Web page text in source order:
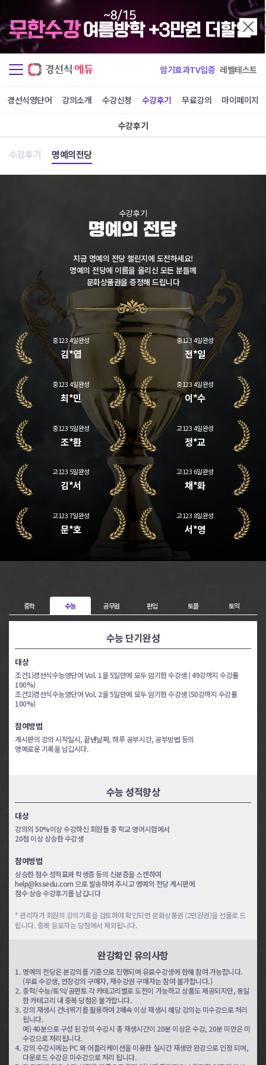
암기효과TV입증 레벨테스트
경선식영단어 강의소개 수강신청 수강후기 무료강의 마이페이지
수강후기
수강후기 명예의전당
수강후기
지금 명예의 전당 챌린지에 도전하세요!
명예의 전당에 이름을 올리신 모든 분들께
문화상품권을 증정해 드립니다
윤*영
공편토 8일완성 공편토 8일완성
양*민 이*올
중123 2일완성
김*형 박*환
송*정 김*정
중123 4일완성
이*우
중123 4일완성
김*라
중123 4일완성
김*엽
중123 4일완성
전*일
중123 4일완성
최*민
중123 4일완성
이*수
중123 5일완성
조*환
고123 4일완성
정*교
고123 5일완성
김*서
고123 6일완성
채*화
고123 7일완성
문*호
고123 8일완성
서*영
고123 8일완성 고123 8일완성
고123 8일완성
정*윤
고123 8일완성
지*영
고123 8일완성 고123 8일완성
고123 8일완성 고123 8일완성
고123 8일완성
이*균
고123 8일완성
조*나
박*희 백*성
토익 8일완성
임*영
토익 8일완성
김*용
임*호 강*현
공편토 3일완성
신*라 정*하
공편토 5일완성
김*재 한*경
중학 수능 공무원 편입 토플 토익
수능 단기완성
대상
조건1)경선식수능영단어 Vol. 1을 5일만에 모두 암기한 수강생 ( 49강까지 수강률
100%)
조건2)경선식수능영단어 Vol. 2을 5일만에 모두 암기한 수강생 (50강까지 수강률
100%)
참여방법
게시판의 강의 시작일시, 끝낸날짜, 하루 공부시간, 공부방법 등의
명예로운 기록을 남깁시다.
수능 성적향상
대상
강의의 50%이상 수강하신 회원들 중 학교 영어시험에서
20점 이상 상승한 수강생
참여방법
상승한 점수 성적표와 학생증 등의 신분증을 스캔하여
help@kssedu.com 으로 발송하여 주시고 명예의 전당 게시판에
점수 상승 수강후기를 남깁니다
* 관리자가 회원의 강의기록을 검토하여 확인되면 문화상품권 (2만원권)을 선물로 드
립니다. 중복 응모자는 당첨에서 제외됩니다.
완강확인 유의사항
1. 명예의 전당은 본강의를 기준으로 진행되며 유료수강생에 한해 참여 가능합니다.
(무료 수강생, 연장강의 구매자, 재수강권 구매자는 참여 불가합니다.)
2.중학/수능/토익/공편토 각 카테고리별로 도전이 가능하고 상품도 제공되지만, 동일
한 카테고리 내 중복 당첨은 불가합니다.
3.강의 재생시 건너뛰기를 활용하여 2배속 이상 재생시 해당 강의는 미수강으로 처리
됩니다.
예) 40분으로 구성 된 강의 수강시 총 재생시간이 20분 이상은 수강, 20분 미만은 미
수강으로 처리됩니다.
4.강의 수강시에는 PC 와 어플리케이션을 이용한 실시간 재생만 완강으로 인정 되며,
다운로드 수강은 미수강으로 처리 됩니다.